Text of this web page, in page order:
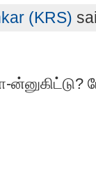
(KRS)